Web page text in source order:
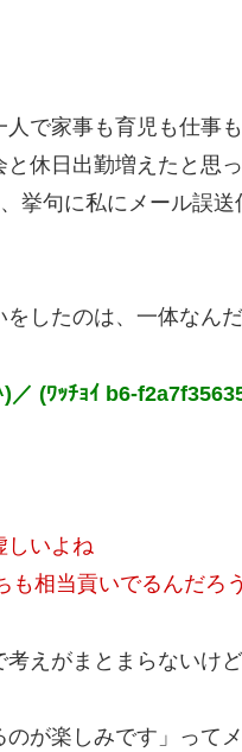
で家事も育児も仕事
休日出勤増えたと思っ
挙句に私にメール誤送
したのは、一体なんだ
(ﾜｯﾁｮｲ b6-
しいよね
も相当貢いでるんだろ
えがまとまらないけ
のが楽しみです」って